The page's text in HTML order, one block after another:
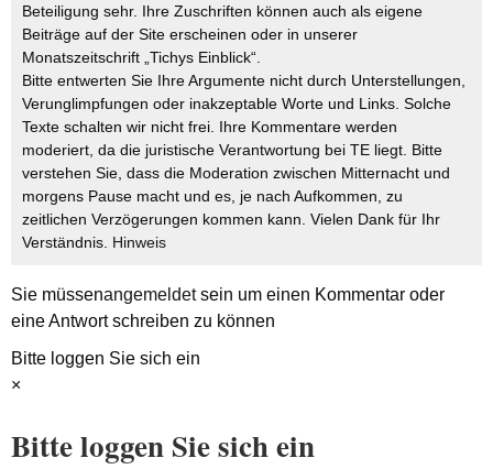
Beteiligung sehr. Ihre Zuschriften können auch als eigene
Beiträge auf der Site erscheinen oder in unserer
Monatszeitschrift „Tichys Einblick“.
Bitte entwerten Sie Ihre Argumente nicht durch Unterstellungen,
Verunglimpfungen oder inakzeptable Worte und Links. Solche
Texte schalten wir nicht frei. Ihre Kommentare werden
moderiert, da die juristische Verantwortung bei TE liegt. Bitte
verstehen Sie, dass die Moderation zwischen Mitternacht und
morgens Pause macht und es, je nach Aufkommen, zu
zeitlichen Verzögerungen kommen kann. Vielen Dank für Ihr
Verständnis. Hinweis
Sie müssenangemeldetsein um einen Kommentar oder
eine Antwort schreiben zu können
Bitte loggen Sie sich ein
×
Bitte loggen Sie sich ein